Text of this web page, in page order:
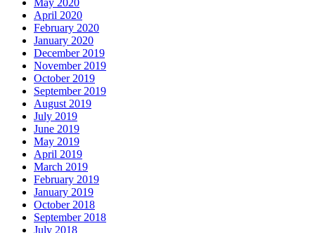
May 2020
April 2020
February 2020
January 2020
December 2019
November 2019
October 2019
September 2019
August 2019
July 2019
June 2019
May 2019
April 2019
March 2019
February 2019
January 2019
October 2018
September 2018
July 2018